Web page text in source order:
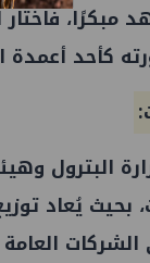
مبكرًا،
كأحد أعمدة
البترول
يُعاد
العامة